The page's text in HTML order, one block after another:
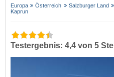
Europa Österreich Salzburger Land
Kaprun
Testergebnis: 4,4 von 5